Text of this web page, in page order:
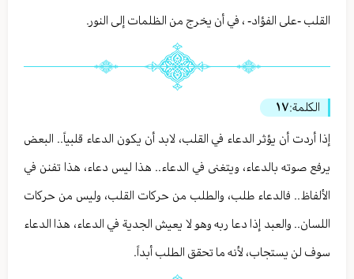
القلب -على الفؤاد- ، في أن يخرج من الظلمات إلى النور.
الكلمة:١٧
إذا أردت أن يؤثر الدعاء في القلب، لابد أن يكون الدعاء قلبياً.. البعض
يرفع صوته بالدعاء، ويتغنى في الدعاء.. هذا ليس دعاء، هذا تفنن في
الألفاظ.. فالدعاء طلب، والطلب من حركات القلب، وليس من حركات
اللسان.. والعبد إذا دعا ربه وهو لا يعيش الجدية في الدعاء، هذا الدعاء
سوف لن يستجاب، لأنه ما تحقق الطلب أبداً.